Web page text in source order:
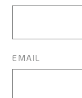
EMAIL